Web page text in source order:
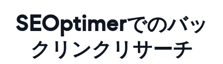
SEOptimerでのバッ
クリンクリサーチ